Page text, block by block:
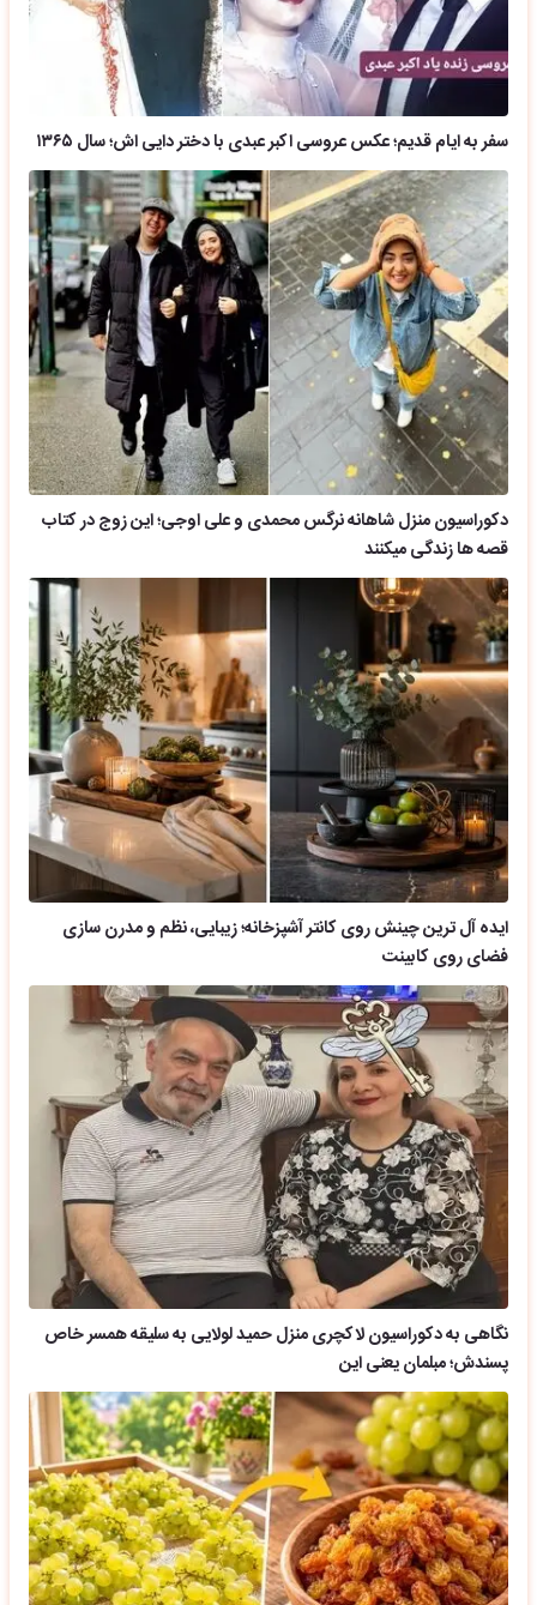
سفر به ایام قدیم؛ عکس عروسی اکبر عبدی با دختر دایی اش؛ سال ۱۳۶۵
دکوراسیون منزل شاهانه نرگس محمدی و علی اوجی؛ این زوج در کتاب
قصه ها زندگی میکنند
ایده آل ترین چینش روی کانتر آشپزخانه؛ زیبایی، نظم و مدرن سازی
فضای روی کابینت
نگاهی به دکوراسیون لاکچری منزل حمید لولایی به سلیقه همسر خاص
پسندش؛ مبلمان یعنی این